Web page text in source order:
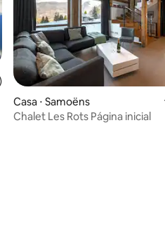
avaliação média de 5, 123
Casa ⋅ Samoëns
Chalet Les Rots Página inicial